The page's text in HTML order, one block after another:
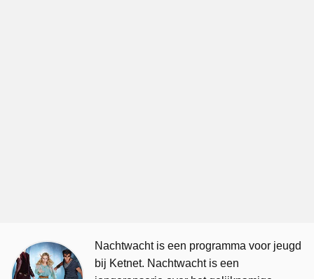
Nachtwacht is een programma voor jeugd
bij Ketnet. Nachtwacht is een